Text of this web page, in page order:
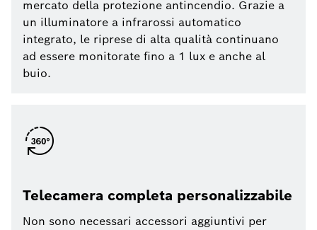
mercato della protezione antincendio. Grazie a
un illuminatore a infrarossi automatico
integrato, le riprese di alta qualità continuano
ad essere monitorate fino a 1 lux e anche al
buio.
Telecamera completa personalizzabile
Non sono necessari accessori aggiuntivi per